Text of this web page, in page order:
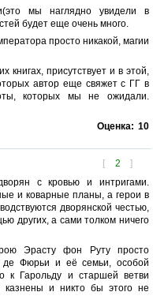
мы наглядно увидели в
будет еще очень много.
просто никакой, магии
книгах, присутствует и в этой,
автор еще свяжет с ГГ в
которых мы не ожидали.
Оценка: 10
[ 2 ]
с кровью и интригами.
и коварные планы, а герои в
дворянской честью,
других, а сами толком ничего
Эрасту фон Руту просто
де Фюрьи и её семьи, особой
к Гарольду и старшей ветви
и никто бы этого не